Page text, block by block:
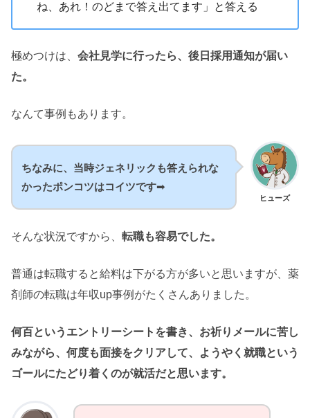
ね、あれ！のどまで答え出てます」と答える
極めつけは、 会社見学に行ったら、後日採用通知が届い
た。
なんて事例もあります。
ヒューズ
ちなみに、当時ジェネリックも答えられな
かったポンコツはコイツです➡
そんな状況ですから、 転職も容易でした。
普通は転職すると給料は下がる方が多いと思いますが、薬
剤師の転職は年収up事例がたくさんありました。
何百というエントリーシートを書き、お祈りメールに苦し
みながら、何度も面接をクリアして、ようやく就職という
ゴールにたどり着くのが就活だと思います。